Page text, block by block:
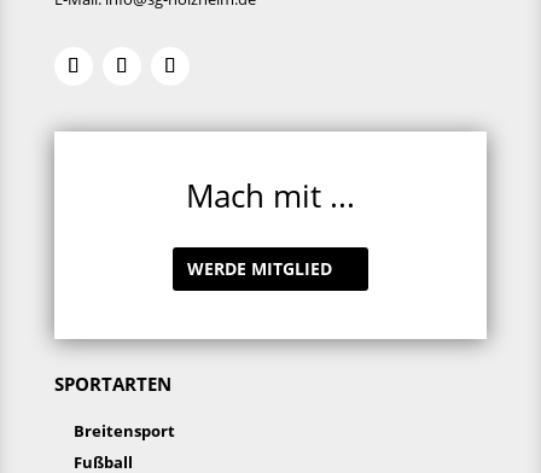
Mach mit ...
WERDE MITGLIED
SPORTARTEN
Breitensport
Fußball